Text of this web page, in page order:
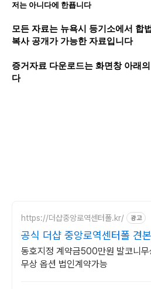
저는 아니다에 한푭니다
모든 자료는 뉴욕시 등기소에서 합
복사 공개가 가능한 자료입니다
증거자료 다운로드는 화면창 아래
다
https://더샵중앙로역센터폴.kr/ 광고
공식 더샵 중앙로역센터폴 견
정 중
동호지정 계약금500만원 발코니
무상 옵션 법인계약가능